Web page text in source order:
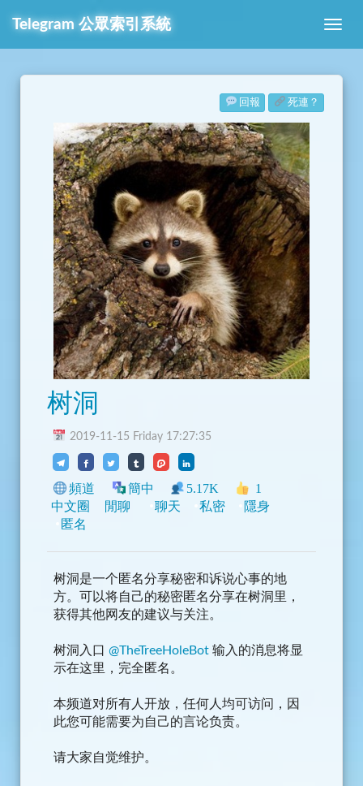
Telegram 公眾索引系統
回報 死連？
树洞
2019-11-15 Friday 17:27:35
頻道 簡中 5.17K
1
中文圈
閒聊 聊天 私密
隱身
匿名
树洞是一个匿名分享秘密和诉说心事的地
方。可以将自己的秘密匿名分享在树洞里，
获得其他网友的建议与关注。
树洞入口 @TheTreeHoleBot 输入的消息将显
示在这里，完全匿名。
本频道对所有人开放，任何人均可访问，因
此您可能需要为自己的言论负责。
请大家自觉维护。